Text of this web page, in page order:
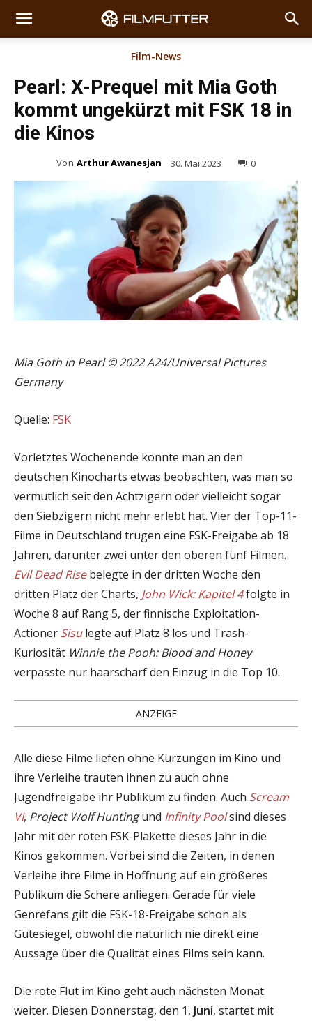
Film-News
Pearl: X-Prequel mit Mia Goth
kommt ungekürzt mit FSK 18 in
die Kinos
Von Arthur Awanesjan 30. Mai 2023 0
Mia Goth in Pearl © 2022 A24/Universal Pictures
Germany
Quelle: FSK
Vorletztes Wochenende konnte man an den
deutschen Kinocharts etwas beobachten, was man so
vermutlich seit den Achtzigern oder vielleicht sogar
den Siebzigern nicht mehr erlebt hat. Vier der Top-11-
Filme in Deutschland trugen eine FSK-Freigabe ab 18
Jahren, darunter zwei unter den oberen fünf Filmen.
Evil Dead Risebelegte in der dritten Woche den
dritten Platz der Charts, John Wick: Kapitel 4folgte in
Woche 8 auf Rang 5, der finnische Exploitation-
Actioner Sisulegte auf Platz 8 los und Trash-
Kuriosität Winnie the Pooh: Blood and Honey
verpasste nur haarscharf den Einzug in die Top 10.
ANZEIGE
Alle diese Filme liefen ohne Kürzungen im Kino und
ihre Verleihe trauten ihnen zu auch ohne
Jugendfreigabe ihr Publikum zu finden. Auch Scream
VI, Project Wolf Huntingund Infinity Poolsind dieses
Jahr mit der roten FSK-Plakette dieses Jahr in die
Kinos gekommen. Vorbei sind die Zeiten, in denen
Verleihe ihre Filme in Hoffnung auf ein größeres
Publikum die Schere anliegen. Gerade für viele
Genrefans gilt die FSK-18-Freigabe schon als
Gütesiegel, obwohl die natürlich nie direkt eine
Aussage über die Qualität eines Films sein kann.
Die rote Flut im Kino geht auch nächsten Monat
weiter. Diesen Donnerstag, den 1. Juni, startet mit